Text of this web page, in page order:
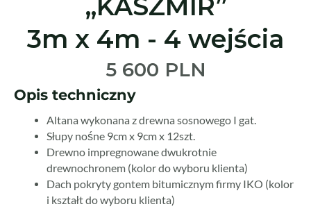
„KASZMIR”
3m x 4m - 4 wejścia
5 600 PLN
Opis techniczny
Altana wykonana z drewna sosnowego I gat.
Słupy nośne 9cm x 9cm x 12szt.
Drewno impregnowane dwukrotnie
drewnochronem (kolor do wyboru klienta)
Dach pokryty gontem bitumicznym firmy IKO (kolor
i kształt do wyboru klienta)